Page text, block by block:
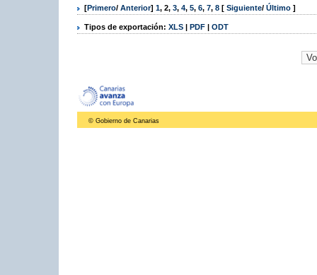
[Primero/ Anterior] 1, 2, 3, 4, 5, 6, 7, 8 [ Siguiente/ Último ]
Tipos de exportación: XLS | PDF | ODT
© Gobierno de Canarias